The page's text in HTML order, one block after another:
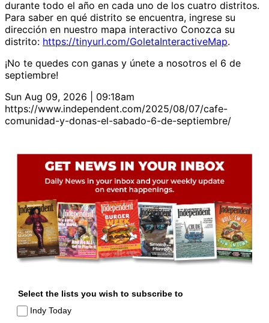
durante todo el año en cada uno de los cuatro distritos.
Para saber en qué distrito se encuentra, ingrese su
dirección en nuestro mapa interactivo Conozca su
distrito: https://tinyurl.com/GoletaInteractiveMap.
¡No te quedes con ganas y únete a nosotros el 6 de
septiembre!
Sun Aug 09, 2026 | 09:18am
https://www.independent.com/2025/08/07/cafe-
comunidad-y-donas-el-sabado-6-de-septiembre/
Select the lists you wish to subscribe to
Indy Today